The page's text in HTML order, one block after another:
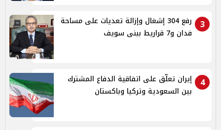
3
رفع 304 إشغال وإزالة تعديات على مساحة
فدان و7 قراريط ببنى سويف
4
إيران تعلّق على اتفاقية الدفاع المشترك
بين السعودية وتركيا وباكستان